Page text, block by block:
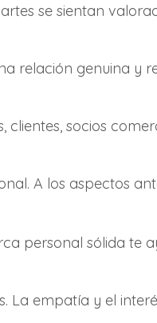
se sientan
relación genuina y
socios
A los aspectos
personal sólida te
La empatía y el